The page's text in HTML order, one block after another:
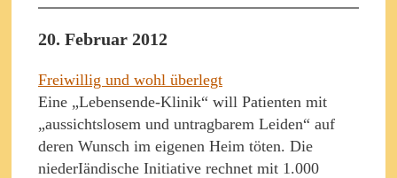
20. Februar 2012
Freiwillig und wohl überlegt
Eine „Lebensende-Klinik“ will Patienten mit
„aussichtslosem und untragbarem Leiden“ auf
deren Wunsch im eigenen Heim töten. Die
niederIändische Initiative rechnet mit 1.000